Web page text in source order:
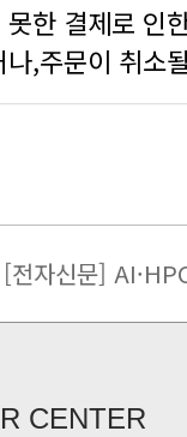
나,주문이 취소
[전자신문]
[전자신문] “민감
CENTER